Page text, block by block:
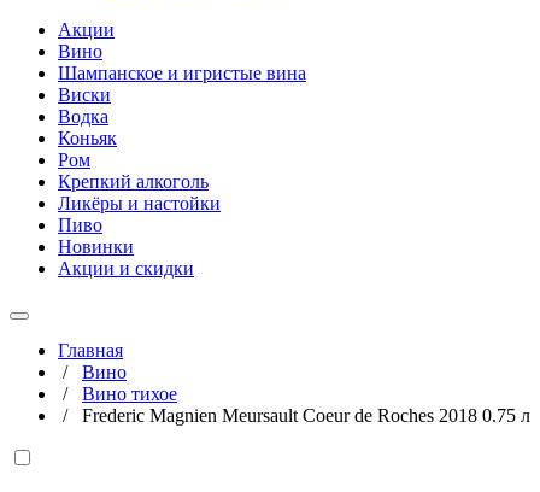
Акции
Вино
Шампанское и игристые вина
Виски
Водка
Коньяк
Ром
Крепкий алкоголь
Ликёры и настойки
Пиво
Новинки
Акции и скидки
Главная
/ Вино
/ Вино тихое
/ Frederic Magnien Meursault Coeur de Roches 2018 0.75 л